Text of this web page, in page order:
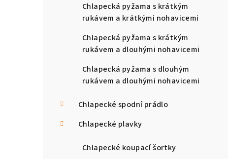
Chlapecká pyžama s krátkým
rukávem a krátkými nohavicemi
Chlapecká pyžama s krátkým
rukávem a dlouhými nohavicemi
Chlapecká pyžama s dlouhým
rukávem a dlouhými nohavicemi
Chlapecké spodní prádlo
Chlapecké plavky
Chlapecké koupací šortky